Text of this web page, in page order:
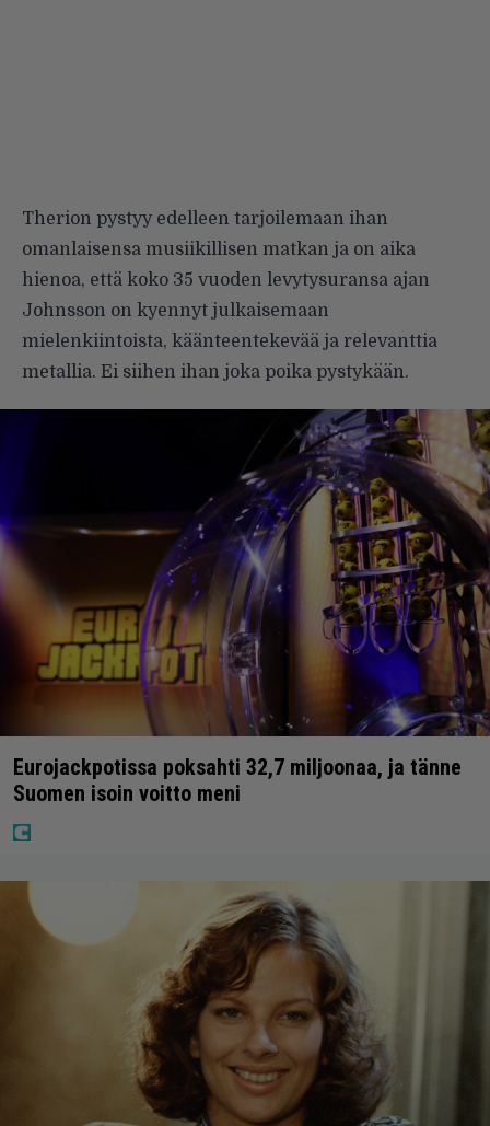
Therion pystyy edelleen tarjoilemaan ihan
omanlaisensa musiikillisen matkan ja on aika
hienoa, että koko 35 vuoden levytysuransa ajan
Johnsson on kyennyt julkaisemaan
mielenkiintoista, käänteentekevää ja relevanttia
metallia. Ei siihen ihan joka poika pystykään.
Eurojackpotissa poksahti 32,7 miljoonaa, ja tänne
Suomen isoin voitto meni